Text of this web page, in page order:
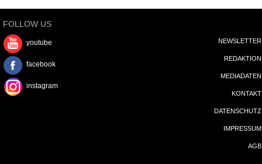
FOLLOW US
youtube
facebook
instagram
NEWSLETTER
REDAKTION
MEDIADATEN
KONTAKT
DATENSCHUTZ
IMPRESSUM
AGB